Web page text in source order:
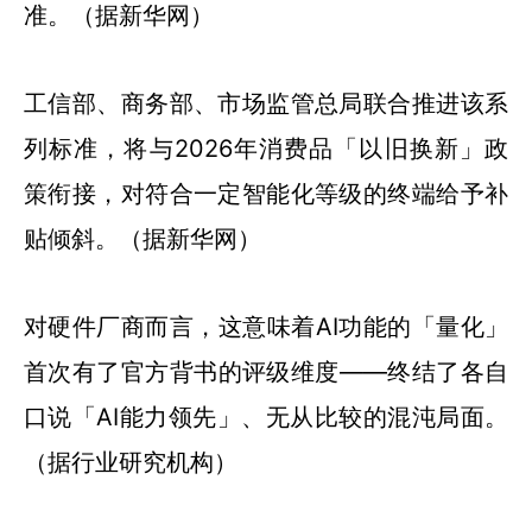
准。（据新华网）
工信部、商务部、市场监管总局联合推进该系
列标准，将与2026年消费品「以旧换新」政
策衔接，对符合一定智能化等级的终端给予补
贴倾斜。（据新华网）
对硬件厂商而言，这意味着AI功能的「量化」
首次有了官方背书的评级维度——终结了各自
口说「AI能力领先」、无从比较的混沌局面。
（据行业研究机构）